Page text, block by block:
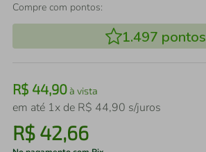
Compre com pontos:
1.497 pontos
R$ 44,90à vista
em até 1x de R$ 44,90 s/juros
R$ 42,66